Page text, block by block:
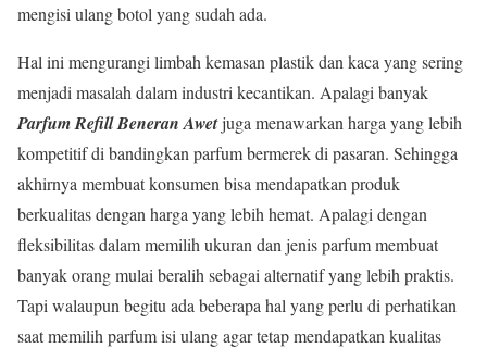
mengisi ulang botol yang sudah ada.
Hal ini mengurangi limbah kemasan plastik dan kaca yang sering
menjadi masalah dalam industri kecantikan. Apalagi banyak
Parfum Refill Beneran Awetjuga menawarkan harga yang lebih
kompetitif di bandingkan parfum bermerek di pasaran. Sehingga
akhirnya membuat konsumen bisa mendapatkan produk
berkualitas dengan harga yang lebih hemat. Apalagi dengan
fleksibilitas dalam memilih ukuran dan jenis parfum membuat
banyak orang mulai beralih sebagai alternatif yang lebih praktis.
Tapi walaupun begitu ada beberapa hal yang perlu di perhatikan
saat memilih parfum isi ulang agar tetap mendapatkan kualitas